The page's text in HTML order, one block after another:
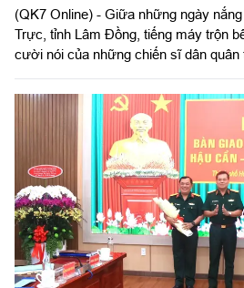
(QK7 Online) - Giữa những ngày
Trực, tỉnh Lâm Đồng, tiếng máy trộn
cười nói của những chiến sĩ dân quân
người thợ xây đặc biệt, góp sức đẩy
thông nội trú liên cấp Tiểu học và